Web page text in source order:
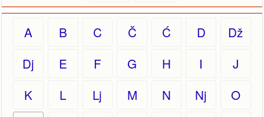
A B C Č Ć D
Dž
Dj
E F G H I
J
K
L Lj M N Nj O